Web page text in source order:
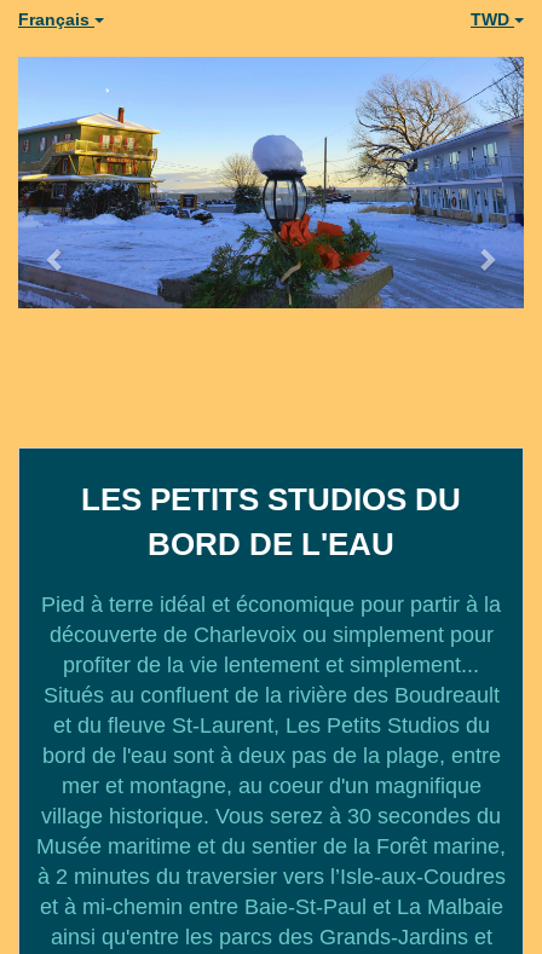
Français TWD
Next
LES PETITS STUDIOS DU
BORD DE L'EAU
Pied à terre idéal et économique pour partir à la
découverte de Charlevoix ou simplement pour
profiter de la vie lentement et simplement...
Situés au confluent de la rivière des Boudreault
et du fleuve St-Laurent, Les Petits Studios du
bord de l'eau sont à deux pas de la plage, entre
mer et montagne, au coeur d'un magnifique
village historique. Vous serez à 30 secondes du
Musée maritime et du sentier de la Forêt marine,
à 2 minutes du traversier vers l’Isle-aux-Coudres
et à mi-chemin entre Baie-St-Paul et La Malbaie
ainsi qu'entre les parcs des Grands-Jardins et